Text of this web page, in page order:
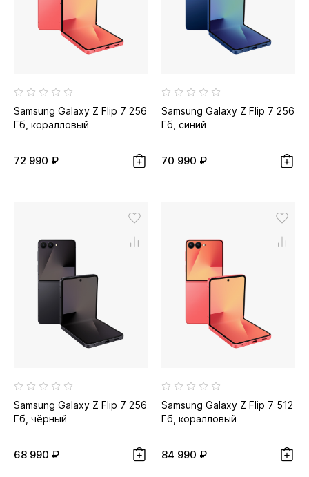
Samsung Galaxy Z Flip 7 256
Гб, коралловый
72 990 ₽
Samsung Galaxy Z Flip 7 256
Гб, синий
70 990 ₽
Samsung Galaxy Z Flip 7 256
Гб, чёрный
68 990 ₽
Samsung Galaxy Z Flip 7 512
Гб, коралловый
84 990 ₽